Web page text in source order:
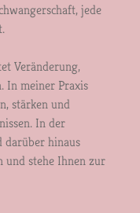
jede
Veränderung,
In meiner Praxis
stärken und
In der
darüber hinaus
und stehe Ihnen zur